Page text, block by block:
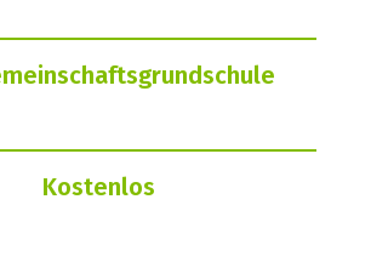
Kostenlos